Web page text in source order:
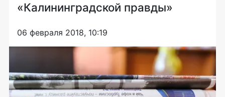
«Калининградской правды»
06 февраля 2018, 10:19